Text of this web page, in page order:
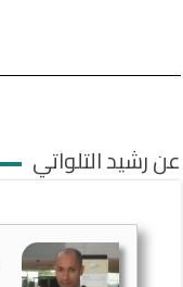
عن رشيد التلواتي